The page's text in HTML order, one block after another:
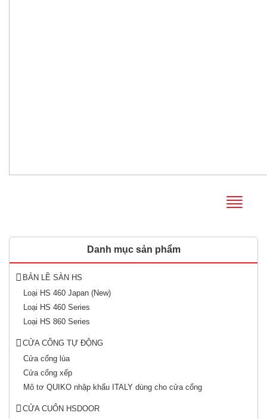
Danh mục sản phẩm
BẢN LỀ SÀN HS
Loại HS 460 Japan (New)
Loại HS 460 Series
Loại HS 860 Series
CỬA CỔNG TỰ ĐỘNG
Cửa cổng lùa
Cửa cổng xếp
Mô tơ QUIKO nhập khẩu ITALY dùng cho cửa cổng
CỬA CUỐN HSDOOR